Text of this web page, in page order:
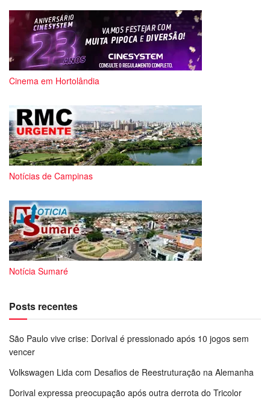
Cinema em Hortolândia
Notícias de Campinas
Notícia Sumaré
Posts recentes
São Paulo vive crise: Dorival é pressionado após 10 jogos sem
vencer
Volkswagen Lida com Desafios de Reestruturação na Alemanha
Dorival expressa preocupação após outra derrota do Tricolor